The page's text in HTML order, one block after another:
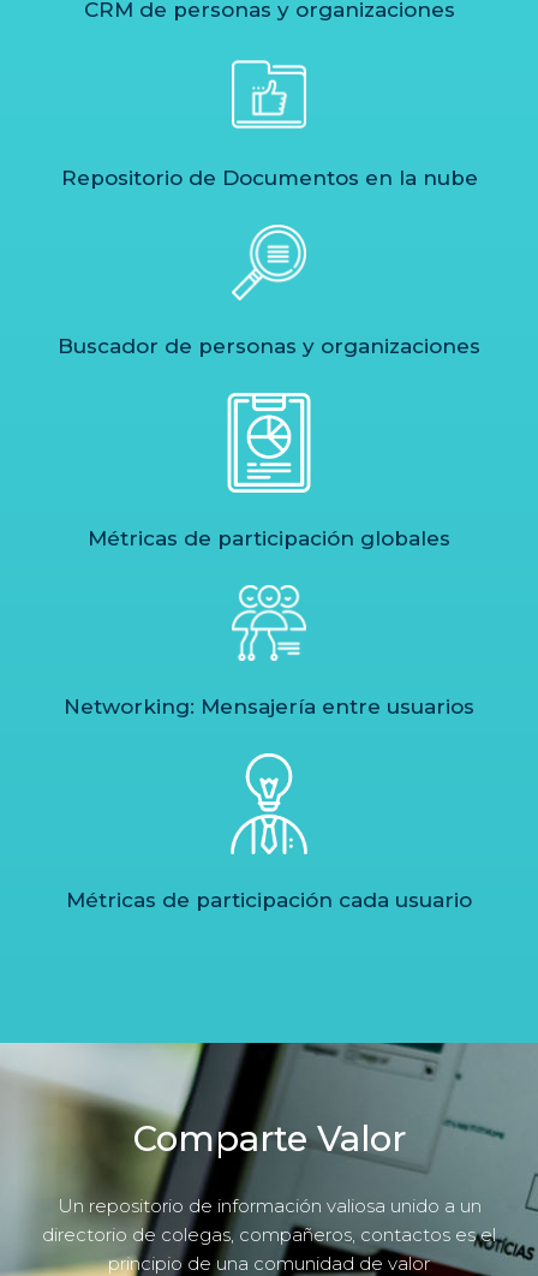
CRM de personas y organizaciones
Repositorio de Documentos en la nube
Buscador de personas y organizaciones
Métricas de participación globales
Networking: Mensajería entre usuarios
Métricas de participación cada usuario
Comparte Valor
Un repositorio de información valiosa unido a un
directorio de colegas, compañeros, contactos es el
principio de una comunidad de valor